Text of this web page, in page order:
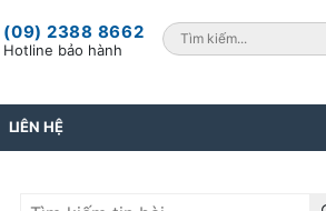
(09) 2388 8662
Hotline bảo hành
LIÊN HỆ